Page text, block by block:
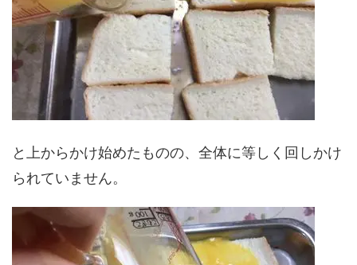
と上からかけ始めたものの、全体に等しく回しかけ
られていません。